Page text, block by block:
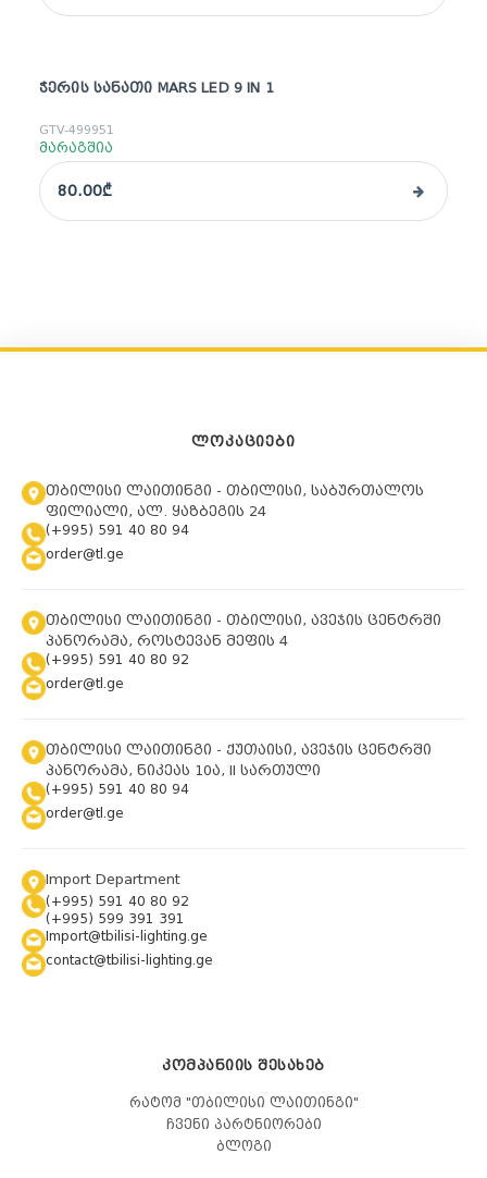
ᲭᲔᲠᲘᲡ ᲡᲐᲜᲐᲗᲘ MARS LED 9 IN 1
GTV-499951
მარაგშია
80.00₾
ᲚᲝᲙᲐᲪᲘᲔᲑᲘ
თბილისი ლაითინგი - თბილისი, საბურთალოს
ფილიალი, ალ. ყაზბეგის 24
(+995) 591 40 80 94
order@tl.ge
თბილისი ლაითინგი - თბილისი, ავეჯის ცენტრში
პანორამა, როსტევან მეფის 4
(+995) 591 40 80 92
order@tl.ge
თბილისი ლაითინგი - ქუთაისი, ავეჯის ცენტრში
პანორამა, ნიკეას 10ა, II სართული
(+995) 591 40 80 94
order@tl.ge
Import Department
(+995) 591 40 80 92
(+995) 599 391 391
Import@tbilisi-lighting.ge
contact@tbilisi-lighting.ge
ᲙᲝᲛᲞᲐᲜᲘᲘᲡ ᲨᲔᲡᲐᲮᲔᲑ
რატომ "თბილისი ლაითინგი"
ჩვენი პარტნიორები
ბლოგი